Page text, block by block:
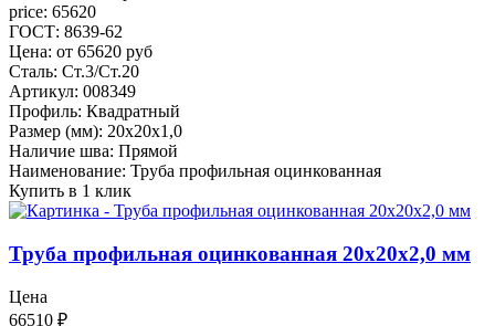
price: 65620
ГОСТ: 8639-62
Цена: от 65620 руб
Сталь: Ст.3/Ст.20
Артикул: 008349
Профиль: Квадратный
Размер (мм): 20x20x1,0
Наличие шва: Прямой
Наименование: Труба профильная оцинкованная
Купить в 1 клик
Труба профильная оцинкованная 20x20x2,0 мм
Цена
66510 ₽